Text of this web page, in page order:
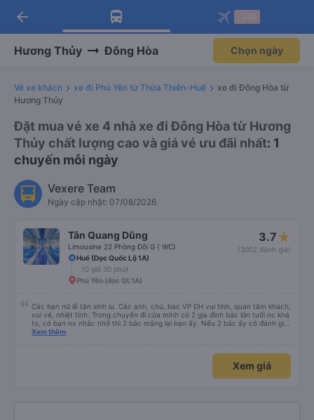
Tải app Vexere ngay!
Nhận ưu đãi thành viên độc
Mở app
Tải app Vexere
-30k/ghế khi đặt vé máy bay qua
Mở app
arrow_back
Hương Thủy Đông Hòa Chọn ngày
Vé xe khách xe đi Phú Yên từ Thừa Thiên-Huế
xe đi Đông Hòa từ
Hương Thủy
Đặt mua vé xe 4 nhà xe đi Đông Hòa từ Hương
Thủy chất lượng cao và giá vé ưu đãi nhất: 1
chuyến mỗi ngày
Vexere Team
Ngày cập nhật: 07/08/2026
Tân Quang Dũng
Limousine 22 Phòng Đôi G ( WC)
3.7
(3002 đánh giá)
Huế (Dọc Quốc Lộ 1A)
10 giờ 30 phút
Phú Yên (dọc QL1A)
Các bạn nữ lễ tân xinh iu. Các anh, chú, bác VP ĐH vui tính, quan tâm khách,
vui vẻ, nhiệt tình. Trong chuyến đi của mình có 2 gia đình bác lớn tuổi nc khá
to, có bạn nv nhắc nhở thì 2 bác mắng lại bạn ấy. Nếu 2 bác ấy có đánh giá
xấu thì mình ngược lại nha. Bạn ấy nhắc nhở rất đúng. 2 bác nói rất to. To
bạn ấy nha. Nếu bạn ấy bị trừ thì bảo bạn ấy liên hệ sđt của mình, mình hỗ
trợ ạ. Số mình đuôi 666, chuyến ĐH-NT ngày 16/1. À các bạn nữ lễ tân xinh
iu còn đổi cho mình phòng đơn sang đôi xong còn note là (một mình) yêu
Xem thêm
Xem giá